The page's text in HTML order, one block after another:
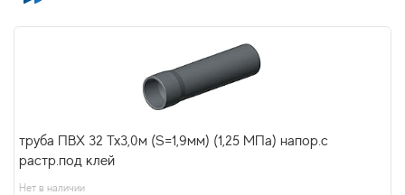
труба ПВХ 32 Тх3,0м (S=1,9мм) (1,25 МПа) напор.с
растр.под клей
Нет в наличии